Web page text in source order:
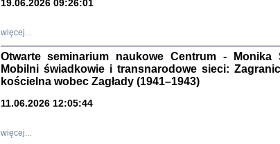
19.06.2026 09:26:01
więcej...
Otwarte seminarium naukowe Centrum - Monika
Mobilni świadkowie i transnarodowe sieci:
kościelna wobec Zagłady (1941–1943)
11.06.2026 12:05:44
więcej...